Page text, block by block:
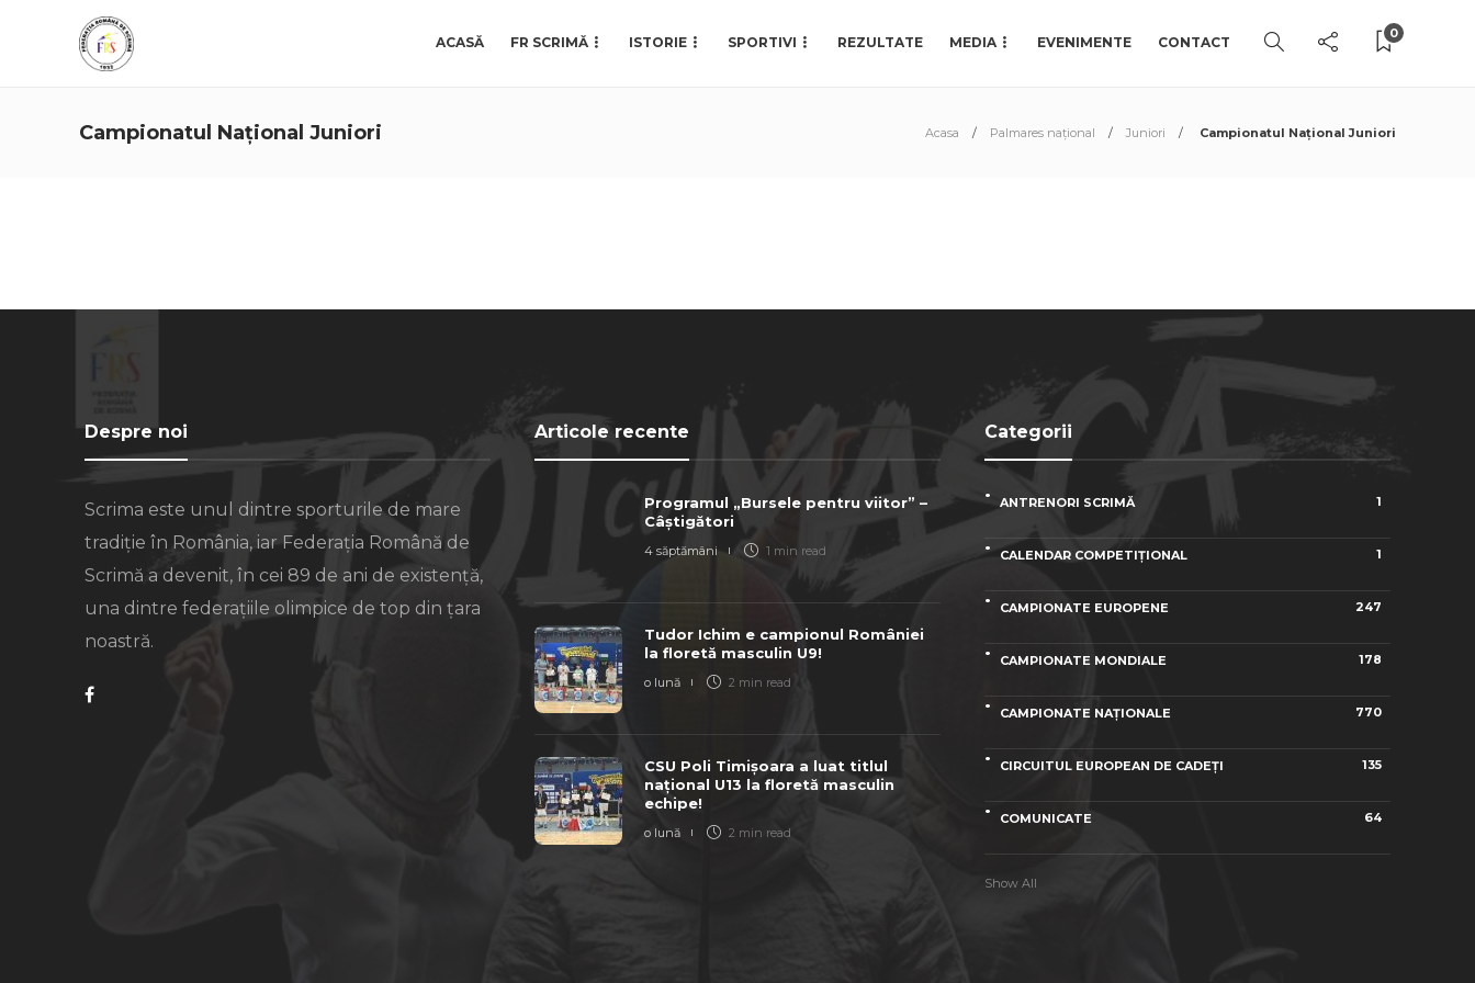
ACASĂ FR SCRIMĂ ISTORIE SPORTIVI REZULTATE MEDIA EVENIMENTE CONTACT
0
Campionatul Național Juniori Acasa Palmares național Juniori Campionatul Național Juniori
Despre noi
Scrima este unul dintre sporturile de mare
tradiție în România, iar Federația Română de
Scrimă a devenit, în cei 89 de ani de existență,
una dintre federațiile olimpice de top din țara
noastră.
Articole recente
Programul „Bursele pentru viitor” –
Câștigători
4 săptămâni 1 min read
Tudor Ichim e campionul României
la floretă masculin U9!
o lună 2 min read
CSU Poli Timișoara a luat titlul
național U13 la floretă masculin
echipe!
o lună 2 min read
Categorii
ANTRENORI SCRIMĂ 1
CALENDAR COMPETIȚIONAL 1
CAMPIONATE EUROPENE 247
CAMPIONATE MONDIALE 178
CAMPIONATE NAȚIONALE 770
CIRCUITUL EUROPEAN DE CADEȚI 135
COMUNICATE 64
Show All